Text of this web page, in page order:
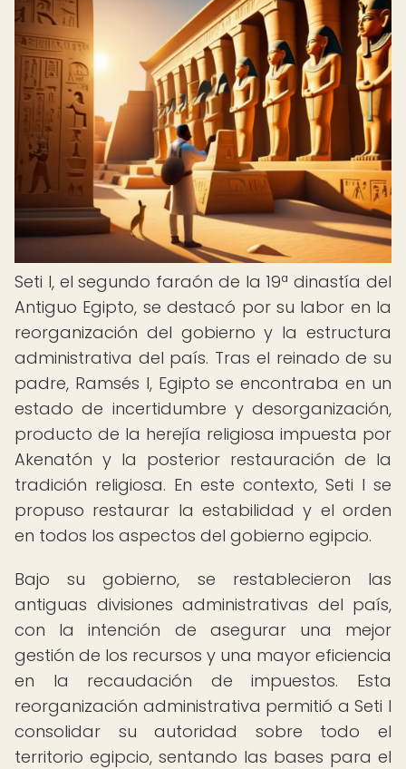
Seti I, el segundo faraón de la 19ª dinastía del
Antiguo Egipto, se destacó por su labor en la
reorganización del gobierno y la estructura
administrativa del país. Tras el reinado de su
padre, Ramsés I, Egipto se encontraba en un
estado de incertidumbre y desorganización,
producto de la herejía religiosa impuesta por
Akenatón y la posterior restauración de la
tradición religiosa. En este contexto, Seti I se
propuso restaurar la estabilidad y el orden
en todos los aspectos del gobierno egipcio.
Bajo su gobierno, se restablecieron las
antiguas divisiones administrativas del país,
con la intención de asegurar una mejor
gestión de los recursos y una mayor eficiencia
en la recaudación de impuestos. Esta
reorganización administrativa permitió a Seti I
consolidar su autoridad sobre todo el
territorio egipcio, sentando las bases para el